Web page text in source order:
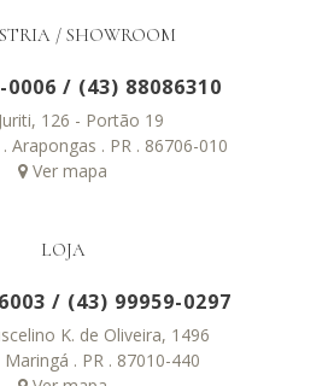
/ SHOWROOM
0006 / (43) 88086310
126 - Portão 19
Arapongas . PR . 86706-010
Ver mapa
LOJA
/ (43) 99959-0297
K. de Oliveira, 1496
. PR . 87010-440